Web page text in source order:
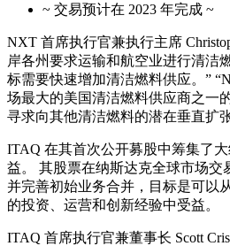
~ 交易预计在 2023 年完成 ~
NXT 首席执行官兼执行主席
岸各州要求运输和航空业进行清洁
标需要快速增加清洁燃料供应。”
场最大的美国清洁燃料供应商之一
寻求向其他清洁燃料的潜在垂直扩
ITAQ 在其首次公开募股中筹集了
益。 其股票在纳斯达克全球市场交
并完善初始业务合并，目标是可以
的投资、运营和创新经验中受益。
ITAQ 首席执行官兼董事长 Scott